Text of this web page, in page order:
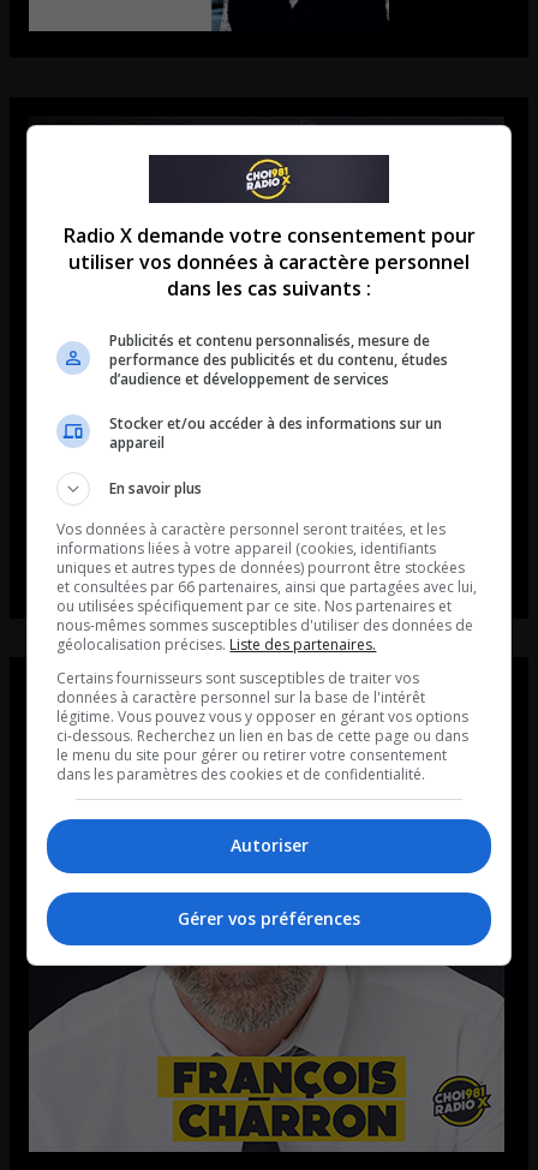
Radio X demande votre consentement pour
utiliser vos données à caractère personnel
dans les cas suivants :
Publicités et contenu personnalisés, mesure de
performance des publicités et du contenu, études
d’audience et développement de services
Stocker et/ou accéder à des informations sur un
appareil
En savoir plus
Vos données à caractère personnel seront traitées, et les
informations liées à votre appareil (cookies, identifiants
uniques et autres types de données) pourront être stockées
et consultées par 66 partenaires, ainsi que partagées avec lui,
ou utilisées spécifiquement par ce site. Nos partenaires et
nous-mêmes sommes susceptibles d'utiliser des données de
géolocalisation précises. Liste des partenaires.
Certains fournisseurs sont susceptibles de traiter vos
données à caractère personnel sur la base de l'intérêt
légitime. Vous pouvez vous y opposer en gérant vos options
ci-dessous. Recherchez un lien en bas de cette page ou dans
le menu du site pour gérer ou retirer votre consentement
dans les paramètres des cookies et de confidentialité.
Autoriser
Gérer vos préférences